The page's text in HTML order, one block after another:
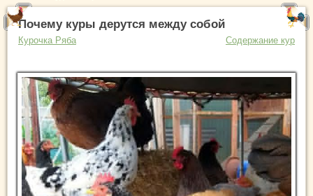
Почему куры дерутся между собой
Курочка Ряба Содержание кур